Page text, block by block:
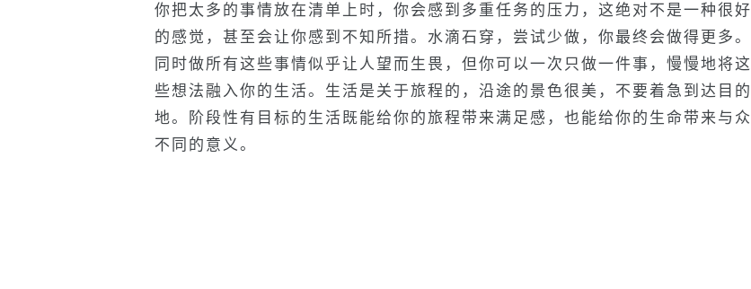
你把太多的事情放在清单上时，你会感到多重任务的压力，这绝对不是一种很好
的感觉，甚至会让你感到不知所措。水滴石穿，尝试少做，你最终会做得更多。
同时做所有这些事情似乎让人望而生畏，但你可以一次只做一件事，慢慢地将这
些想法融入你的生活。生活是关于旅程的，沿途的景色很美，不要着急到达目的
地。阶段性有目标的生活既能给你的旅程带来满足感，也能给你的生命带来与众
不同的意义。